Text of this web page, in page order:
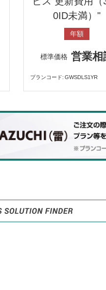
0ID未満）"
年額
標準価格 営業相
プランコード GWSDLS1YR